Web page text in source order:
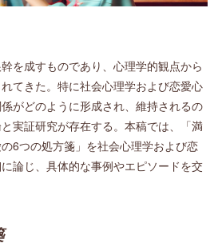
を成すものであり、心理学的観点から
てきた。特に社会心理学および恋愛心
がどのように形成され、維持されるの
実証研究が存在する。本稿では、「満
6つの処方箋」を社会心理学および恋
論じ、具体的な事例やエピソードを交